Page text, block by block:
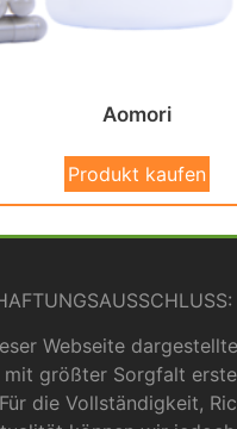
Aomori
Produkt kaufen
Webseite
mit größter Sorgfalt
die Vollständigkeit,